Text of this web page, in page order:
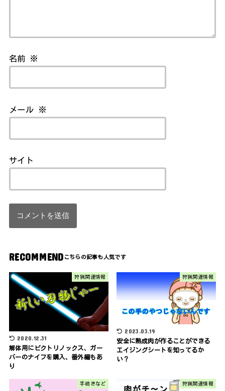
名前 ※
メール ※
サイト
RECOMMEND
狩猟関連情報
2020.12.31
解体用にビクトリノックス、ガー
バーのナイフを購入、番外編もあ
り
狩猟関連情報
2023.03.19
安全に熟成肉が作ることができる
エイジングシートを知ってるか
い？
手続きなど 狩猟関連情報